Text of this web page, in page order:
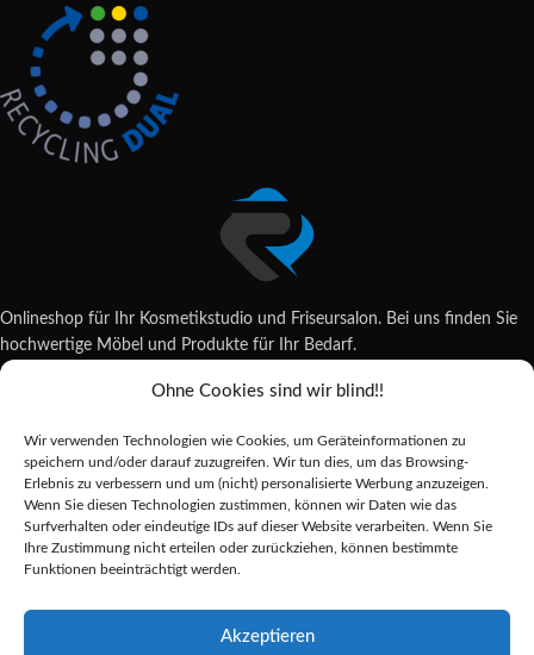
Ohne Cookies sind wir blind!!
Wir verwenden Technologien wie Cookies, um Geräteinformationen zu
speichern und/oder darauf zuzugreifen. Wir tun dies, um das Browsing-
Erlebnis zu verbessern und um (nicht) personalisierte Werbung anzuzeigen.
Wenn Sie diesen Technologien zustimmen, können wir Daten wie das
Surfverhalten oder eindeutige IDs auf dieser Website verarbeiten. Wenn Sie
Ihre Zustimmung nicht erteilen oder zurückziehen, können bestimmte
Funktionen beeinträchtigt werden.
Akzeptieren
Onlineshop für Ihr Kosmetikstudio und Friseursalon. Bei uns finden Sie
hochwertige Möbel und Produkte für Ihr Bedarf.
Wildsachsener Str. 6, 65207 Wiesbaden
shop@reda-shop.de
REDA SHOP - Hochwertige Studio Ausstattung
2025.
Alle Preise inkl. der gesetzlichen MwSt.
Die durchgestrichenen Preise entsprechen dem bisherigen Preis in diesem
Online-Shop.